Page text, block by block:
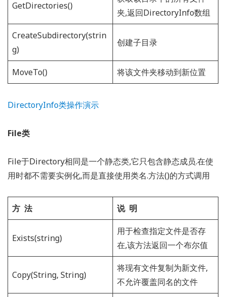
GetDirectories()
夹,返回DirectoryInfo数组
CreateSubdirectory(strin
g)
创建子目录
MoveTo() 将该文件夹移动到新位置
DirectoryInfo类操作演示
File类
File于Directory相同是一个静态类,它只包含静态成员.在使
用时都不需要实例化,而是直接使用类名.方法()的方式调用
方 法 说 明
Exists(string)
用于检查指定文件是否存
在,该方法返回一个布尔值
Copy(String, String)
将现有文件复制为新文件,
不允许覆盖同名的文件